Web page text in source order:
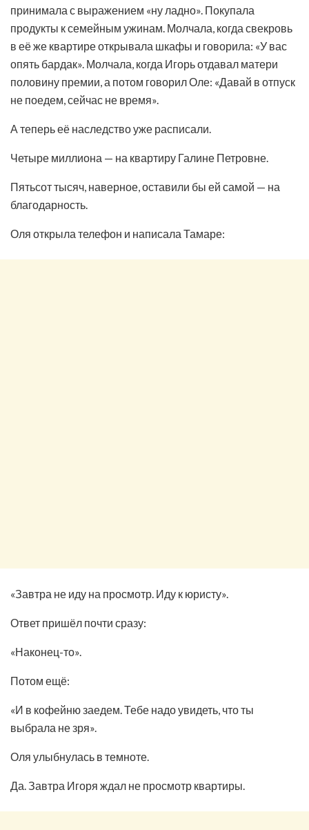
принимала с выражением «ну ладно». Покупала
продукты к семейным ужинам. Молчала, когда свекровь
в её же квартире открывала шкафы и говорила: «У вас
опять бардак». Молчала, когда Игорь отдавал матери
половину премии, а потом говорил Оле: «Давай в отпуск
не поедем, сейчас не время».
А теперь её наследство уже расписали.
Четыре миллиона — на квартиру Галине Петровне.
Пятьсот тысяч, наверное, оставили бы ей самой — на
благодарность.
Оля открыла телефон и написала Тамаре:
«Завтра не иду на просмотр. Иду к юристу».
Ответ пришёл почти сразу:
«Наконец-то».
Потом ещё:
«И в кофейню заедем. Тебе надо увидеть, что ты
выбрала не зря».
Оля улыбнулась в темноте.
Да. Завтра Игоря ждал не просмотр квартиры.